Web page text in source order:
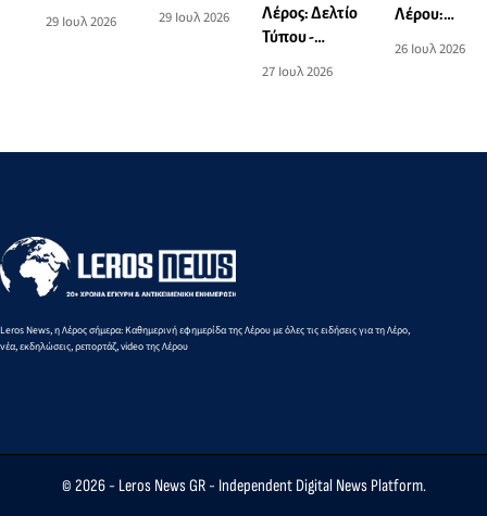
29 Ιουλ 2026 29 Ιουλ 2026
Λέρος: Δελτίο
Τύπου -
27 Ιουλ 2026
Λέρου:
Ιατρών
26 Ιουλ 2026
Leros News, η Λέρος σήμερα: Καθημερινή εφημερίδα της Λέρου με όλες τις ειδήσεις για τη Λέρο,
νέα, εκδηλώσεις, ρεπορτάζ, video της Λέρου
© 2026 - Leros News GR- Independent Digital News Platform.